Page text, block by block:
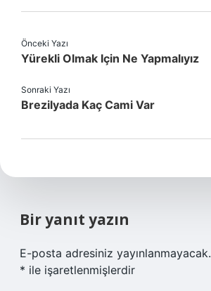
Önceki Yazı
Yürekli Olmak Için Ne Yapmalıyız
Sonraki Yazı
Brezilyada Kaç Cami Var
Bir yanıt yazın
E-posta adresiniz yayınlanmayacak.
* ile işaretlenmişlerdir